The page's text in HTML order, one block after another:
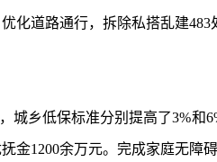
化道路通行，拆除私搭乱建483
城乡低保标准分别提高了3%和
金1200余万元。完成家庭无障